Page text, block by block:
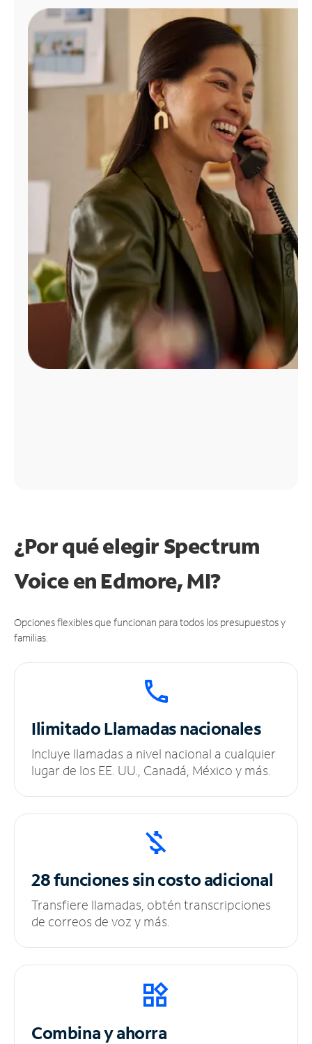
Administrar
cuenta
Encuentra
tienda
¿Por qué elegir Spectrum
Voice en Edmore, MI?
Opciones flexibles que funcionan para todos los presupuestos y
familias.
IlimitadoLlamadas nacionales
Incluye llamadas a nivel nacional a cualquier
lugar de los EE. UU., Canadá, México y más.
28 funciones sincosto adicional
Transfiere llamadas, obtén transcripciones
de correos de voz y más.
Combina y ahorra